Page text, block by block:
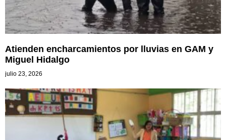
Atienden encharcamientos por lluvias en GAM y
Miguel Hidalgo
julio 23, 2026